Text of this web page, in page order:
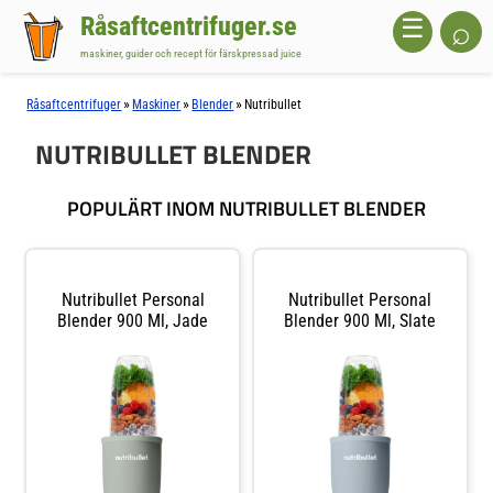
Råsaftcentrifuger.se
maskiner, guider och recept för färskpressad juice
☰ ⌕
Råsaftcentrifuger » Maskiner » Blender » Nutribullet
NUTRIBULLET BLENDER
POPULÄRT INOM NUTRIBULLET BLENDER
Nutribullet Personal
Blender 900 Ml, Jade
Nutribullet Personal
Blender 900 Ml, Slate